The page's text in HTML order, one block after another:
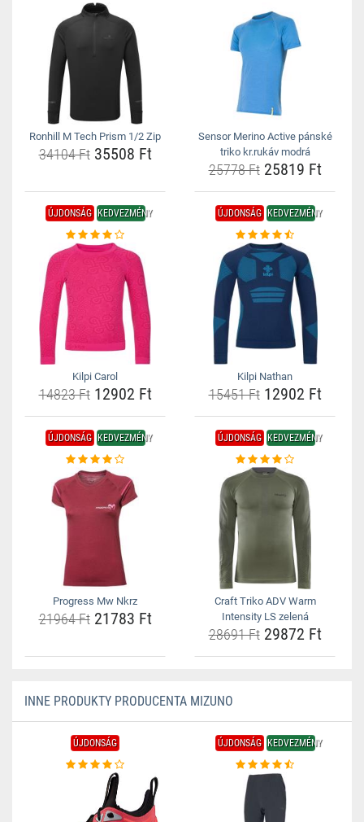
Ronhill M Tech Prism 1/2 Zip
34104 Ft35508 Ft
Sensor Merino Active pánské
triko kr.rukáv modrá
25778 Ft25819 Ft
ÚJDONSÁG KEDVEZMÉNY
Kilpi Carol
14823 Ft12902 Ft
ÚJDONSÁG KEDVEZMÉNY
Kilpi Nathan
15451 Ft12902 Ft
ÚJDONSÁG KEDVEZMÉNY
Progress Mw Nkrz
21964 Ft21783 Ft
ÚJDONSÁG KEDVEZMÉNY
Craft Triko ADV Warm
Intensity LS zelená
28691 Ft29872 Ft
INNE PRODUKTY PRODUCENTA MIZUNO
ÚJDONSÁG ÚJDONSÁG KEDVEZMÉNY